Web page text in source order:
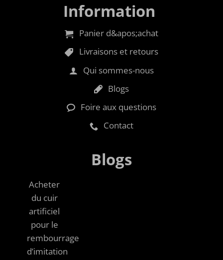
Information
Panier d&apos;achat
Livraisons et retours
Qui sommes-nous
Blogs
Foire aux questions
Contact
Blogs
Acheter
du cuir
artificiel
pour le
rembourrage
d’imitation